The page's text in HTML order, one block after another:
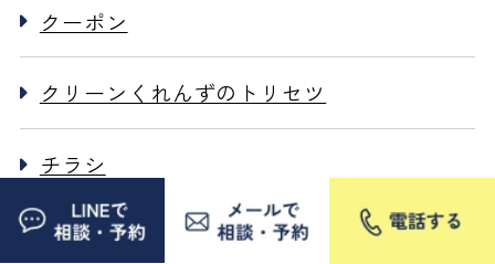
クーポン
クリーンくれんずのトリセツ
チラシ
プライベート